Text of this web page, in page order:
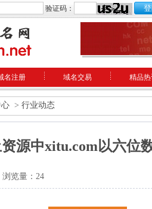
验证码：
名注册 域名交易 精品
> 行业动态
源中xitu.com以六位
浏览量：24